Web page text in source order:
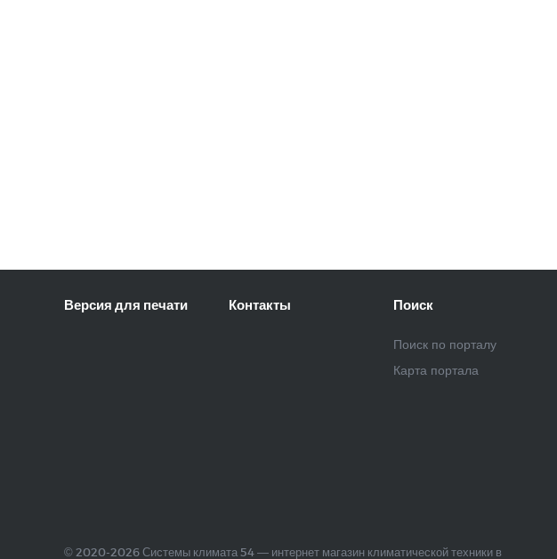
Версия для печати Контакты Поиск
Поиск по порталу
Карта портала
© 2020-2026 Системы климата 54 — интернет магазин климатической техники в